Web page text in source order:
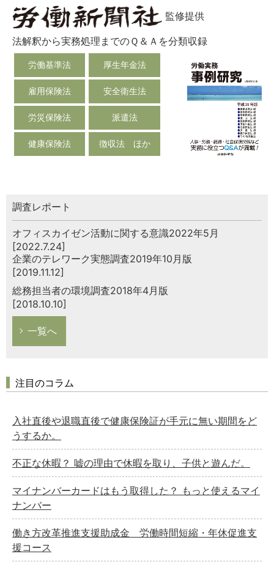
監修提供
法解釈から実務処理までのＱ＆Ａを分類収録
労働基準法 厚生年金法
雇用保険法 安全衛生法
労災保険法 派遣法
健康保険法 徴収法 ほか
調査レポート
オフィスカイゼン活動に関する意識2022年5月
[2022.7.24]
企業のテレワーク実態調査2019年10月版
[2019.11.12]
総務担当者の環境調査2018年4月版
[2018.10.10]
一覧へ
注目のコラム
入社直後や退職直後で健康保険証が手元に無い期間をど
うするか。
不正な休暇？ 嘘の理由で休暇を取り、子供と遊んだ。
マイナンバーカードはもう取得した？ もっと使えるマイ
ナンバー
働き方改革推進支援助成金 労働時間短縮・年休促進支
援コース